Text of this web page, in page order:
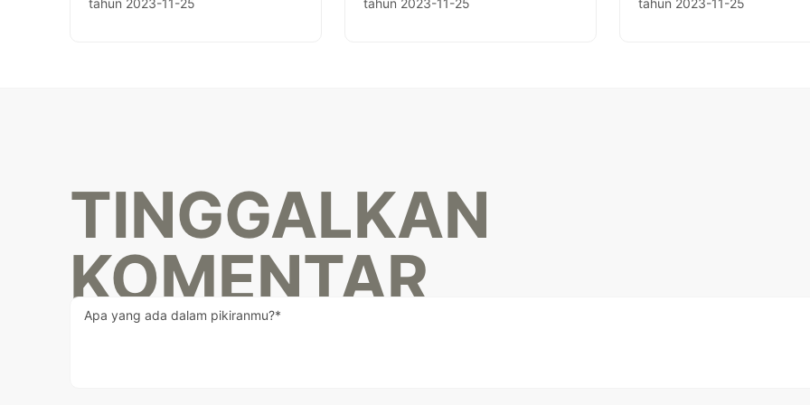
tahun 2023-11-25
tahun 2023-11-25
tahun 2023-11-25
TINGGALKAN
KOMENTAR